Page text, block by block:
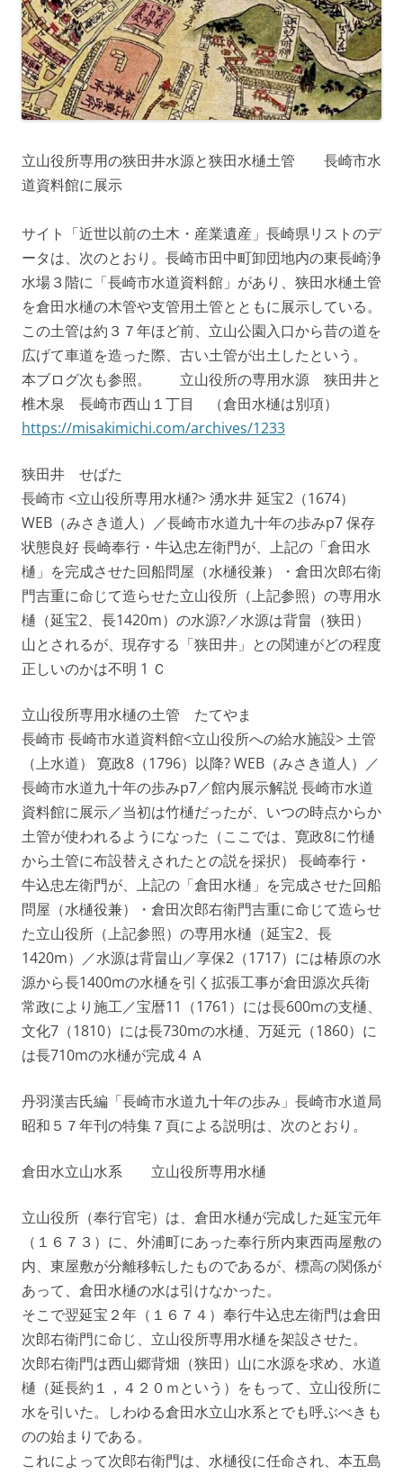
立山役所専用の狭田井水源と狭田水樋土管 長崎市水
道資料館に展示
サイト「近世以前の土木・産業遺産」長崎県リストのデ
ータは、次のとおり。長崎市田中町卸団地内の東長崎浄
水場３階に「長崎市水道資料館」があり、狭田水樋土管
を倉田水樋の木管や支管用土管とともに展示している。
この土管は約３７年ほど前、立山公園入口から昔の道を
広げて車道を造った際、古い土管が出土したという。
本ブログ次も参照。 立山役所の専用水源 狭田井と
椎木泉 長崎市西山１丁目 （倉田水樋は別項）
https://misakimichi.com/archives/1233
狭田井 せばた
長崎市 <立山役所専用水樋?> 湧水井 延宝2（1674）
WEB（みさき道人）／長崎市水道九十年の歩みp7 保存
状態良好 長崎奉行・牛込忠左衛門が、上記の「倉田水
樋」を完成させた回船問屋（水樋役兼）・倉田次郎右衛
門吉重に命じて造らせた立山役所（上記参照）の専用水
樋（延宝2、長1420m）の水源?／水源は背畠（狭田）
山とされるが、現存する「狭田井」との関連がどの程度
正しいのかは不明 1 Ｃ
立山役所専用水樋の土管 たてやま
長崎市 長崎市水道資料館<立山役所への給水施設> 土管
（上水道） 寛政8（1796）以降? WEB（みさき道人）／
長崎市水道九十年の歩みp7／館内展示解説 長崎市水道
資料館に展示／当初は竹樋だったが、いつの時点からか
土管が使われるようになった（ここでは、寛政8に竹樋
から土管に布設替えされたとの説を採択） 長崎奉行・
牛込忠左衛門が、上記の「倉田水樋」を完成させた回船
問屋（水樋役兼）・倉田次郎右衛門吉重に命じて造らせ
た立山役所（上記参照）の専用水樋（延宝2、長
1420m）／水源は背畠山／享保2（1717）には椿原の水
源から長1400mの水樋を引く拡張工事が倉田源次兵衛
常政により施工／宝暦11（1761）には長600mの支樋、
文化7（1810）には長730mの水樋、万延元（1860）に
は長710mの水樋が完成 4 Ａ
丹羽漢吉氏編「長崎市水道九十年の歩み」長崎市水道局
昭和５７年刊の特集７頁による説明は、次のとおり。
倉田水立山水系 立山役所専用水樋
立山役所（奉行官宅）は、倉田水樋が完成した延宝元年
（１６７３）に、外浦町にあった奉行所内東西両屋敷の
内、東屋敷が分離移転したものであるが、標高の関係が
あって、倉田水樋の水は引けなかった。
そこで翌延宝２年（１６７４）奉行牛込忠左衛門は倉田
次郎右衛門に命じ、立山役所専用水樋を架設させた。
次郎右衛門は西山郷背畑（狭田）山に水源を求め、水道
樋（延長約１，４２０ｍという）をもって、立山役所に
水を引いた。しわゆる倉田水立山水系とでも呼ぶべきも
のの始まりである。
これによって次郎右衛門は、水樋役に任命され、本五島